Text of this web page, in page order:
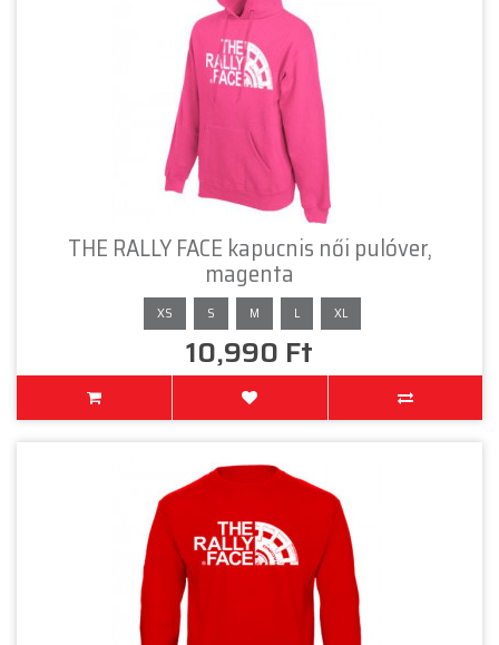
THE RALLY FACE kapucnis női pulóver,
magenta
XS S M L XL
10,990 Ft